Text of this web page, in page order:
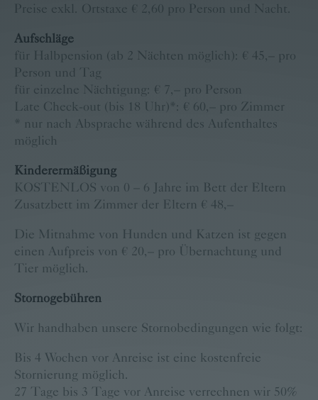
Preise exkl. Ortstaxe € 2,60 pro Person und Nacht.
Aufschläge
für Halbpension (ab 2 Nächten möglich): € 45,– pro
Person und Tag
für einzelne Nächtigung: € 7,– pro Person
Late Check-out (bis 18 Uhr)*: € 60,– pro Zimmer
* nur nach Absprache während des Aufenthaltes
möglich
Kinderermäßigung
KOSTENLOS von 0 – 6 Jahre im Bett der Eltern
Zusatzbett im Zimmer der Eltern € 48,–
Die Mitnahme von Hunden und Katzen ist gegen
einen Aufpreis von € 20,– pro Übernachtung und
Tier möglich.
Stornogebühren
Wir handhaben unsere Stornobedingungen wie folgt:
Bis 4 Wochen vor Anreise ist eine kostenfreie
Stornierung möglich.
27 Tage bis 3 Tage vor Anreise verrechnen wir 50%